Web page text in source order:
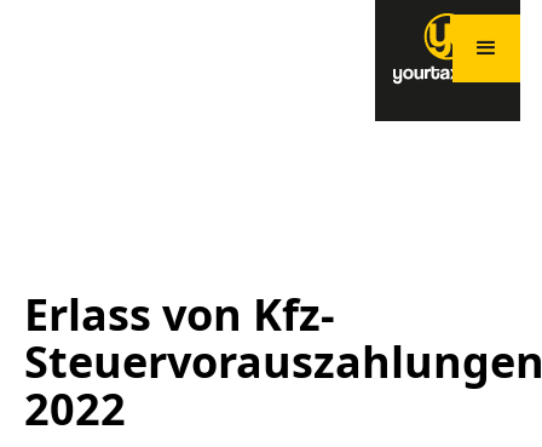
Erlass von Kfz-
2022